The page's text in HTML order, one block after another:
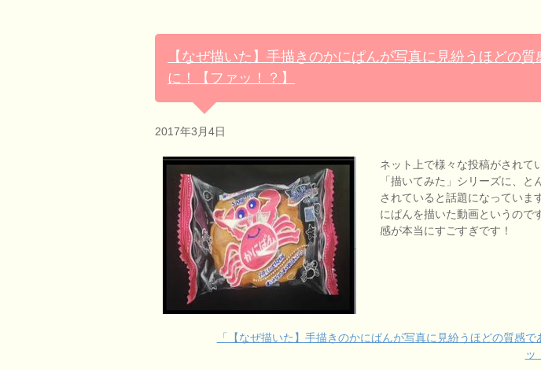
【なぜ描いた】手描きのかにぱんが写真に見紛うほどの質
に！【ファッ！？】
2017年3月4日
ネット上で様々な投稿がされて
「描いてみた」シリーズに、と
されていると話題になっていま
にぱんを描いた動画というの
感が本当にすごすぎです！
「【なぜ描いた】手描きのかにぱんが写真に見紛うほどの質感
ッ